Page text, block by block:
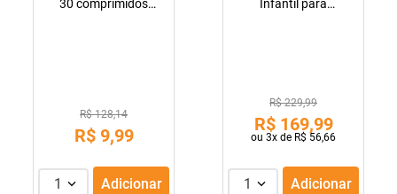
30 comprimidos
R$ 128,14
R$ 9,99
1 Adicionar
Infantil para
R$ 229,99
R$ 169,99
ou 3x de R$ 56,66
1 Adicionar